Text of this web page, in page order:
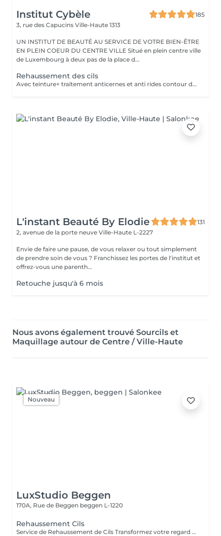
Institut Cybèle
185
3, rue des Capucins Ville-Haute 1313
UN INSTITUT DE BEAUTÉ AU SERVICE DE VOTRE BIEN-ÊTRE
EN PLEIN COEUR DU CENTRE VILLE Situé en plein centre ville
de Luxembourg à deux pas de la place d...
Rehaussement des cils
Avec teinture+ traitement anticernes et anti rides contour des yeux. Il décuple complètement les effets du mascara et apporte courbure et longueur nécessaire pour un regard dune profondeur impressionnante. Les cils paraissent plus longs et plus denses pour 8 à 10 semaines de cils XXL !
L'instant Beauté By Elodie
131
2, avenue de la porte neuve Ville-Haute L-2227
Envie de faire une pause, de vous relaxer ou tout simplement
de prendre soin de vous ? Franchissez les portes de l'institut et
offrez-vous une parenth...
Retouche jusqu'à 6 mois
Nous avons également trouvé Sourcils et
Maquillage autour de Centre / Ville-Haute
Nouveau
LuxStudio Beggen
170A, Rue de Beggen beggen L-1220
Rehaussement Cils
Service de Rehaussement de Cils Transformez votre regard avec notre service de rehaussement de cils, disponible avec ou sans teinture. Notre technique avancée inclut : - *Courbure Durable* : Nous sublimons vos cils naturels en leur apportant une courbure élégante et durable. - *Option avec Teinture* : Pour un effet encore plus spectaculaire, ajoutez de la couleur à vos cils, vous libérant ainsi de l'utilisation quotidienne de mascara. - *Hydratation Incluse* : Nos traitements incluent une hydratation profonde, garantissant des cils sains et forts. ### Entretien Pour maintenir l'effet souhaité et éviter d'endommager vos cils, nous recommandons de refaire le traitement toutes les 4 à 6 semaines. Ainsi, vous assurez un regard toujours éblouissant tout en préservant la santé de vos cils. Prenez rendez-vous dès aujourd'hui et sublimez la beauté naturelle de vos yeux !